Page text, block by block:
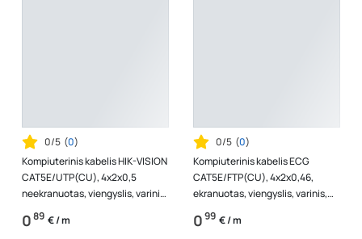
0/5 (0)
Kompiuterinis kabelis HIK-VISION
CAT5E/UTP(CU), 4x2x0,5
neekranuotas, viengyslis, varinis,
juodos spalvos, lauko sąlygom...
089 € / m
0/5 (0)
Kompiuterinis kabelis ECG
CAT5E/FTP(CU), 4x2x0,46,
ekranuotas, viengyslis, varinis,
pilkos spalvos
099 € / m